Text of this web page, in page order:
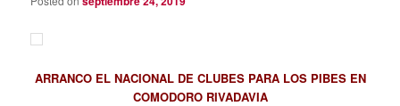
ARRANCO EL NACIONAL DE CLUBES PARA LOS PIBES EN
COMODORO RIVADAVIA